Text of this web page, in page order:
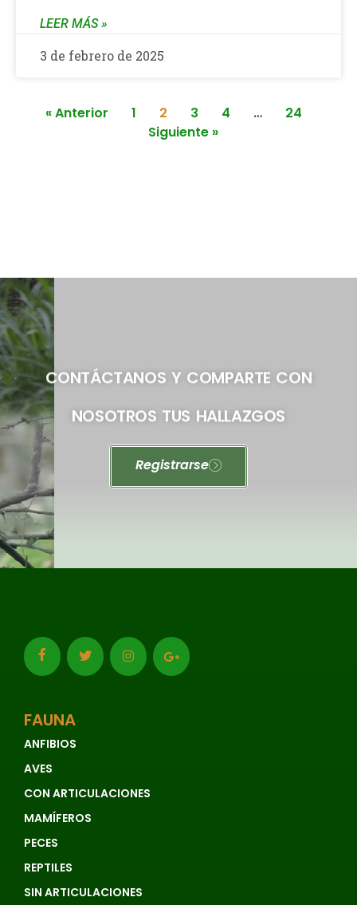
LEER MÁS »
3 de febrero de 2025
« Anterior 1 2 3 4 …
24
Siguiente »
CONTÁCTANOS Y COMPARTE CON
NOSOTROS TUS HALLAZGOS
Registrarse
FAUNA
ANFIBIOS
AVES
CON ARTICULACIONES
MAMÍFEROS
PECES
REPTILES
SIN ARTICULACIONES